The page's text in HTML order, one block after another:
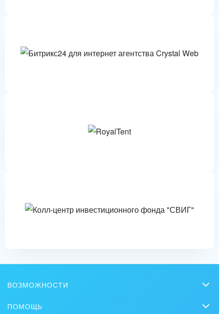
ВОЗМОЖНОСТИ
Онлайн-офис
ПОМОЩЬ